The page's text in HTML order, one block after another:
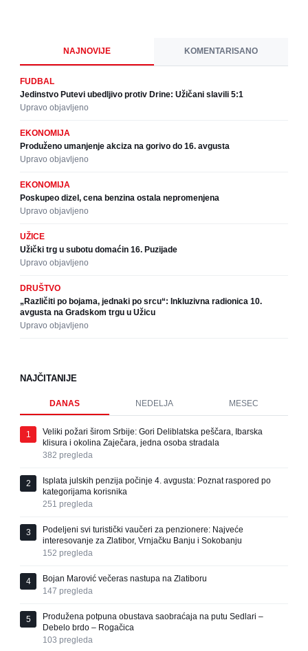
NAJNOVIJE KOMENTARISANO
FUDBAL
Jedinstvo Putevi ubedljivo protiv Drine: Užičani slavili 5:1
Upravo objavljeno
EKONOMIJA
Produženo umanjenje akciza na gorivo do 16. avgusta
Upravo objavljeno
EKONOMIJA
Poskupeo dizel, cena benzina ostala nepromenjena
Upravo objavljeno
UŽICE
Užički trg u subotu domaćin 16. Puzijade
Upravo objavljeno
DRUŠTVO
„Različiti po bojama, jednaki po srcu“: Inkluzivna radionica 10.
avgusta na Gradskom trgu u Užicu
Upravo objavljeno
NAJČITANIJE
DANAS NEDELJA MESEC
1
Veliki požari širom Srbije: Gori Deliblatska peščara, Ibarska
klisura i okolina Zaječara, jedna osoba stradala
382 pregleda
2
Isplata julskih penzija počinje 4. avgusta: Poznat raspored po
kategorijama korisnika
251 pregleda
3
Podeljeni svi turistički vaučeri za penzionere: Najveće
interesovanje za Zlatibor, Vrnjačku Banju i Sokobanju
152 pregleda
4
Bojan Marović večeras nastupa na Zlatiboru
147 pregleda
5
Produžena potpuna obustava saobraćaja na putu Sedlari –
Debelo brdo – Rogačica
103 pregleda